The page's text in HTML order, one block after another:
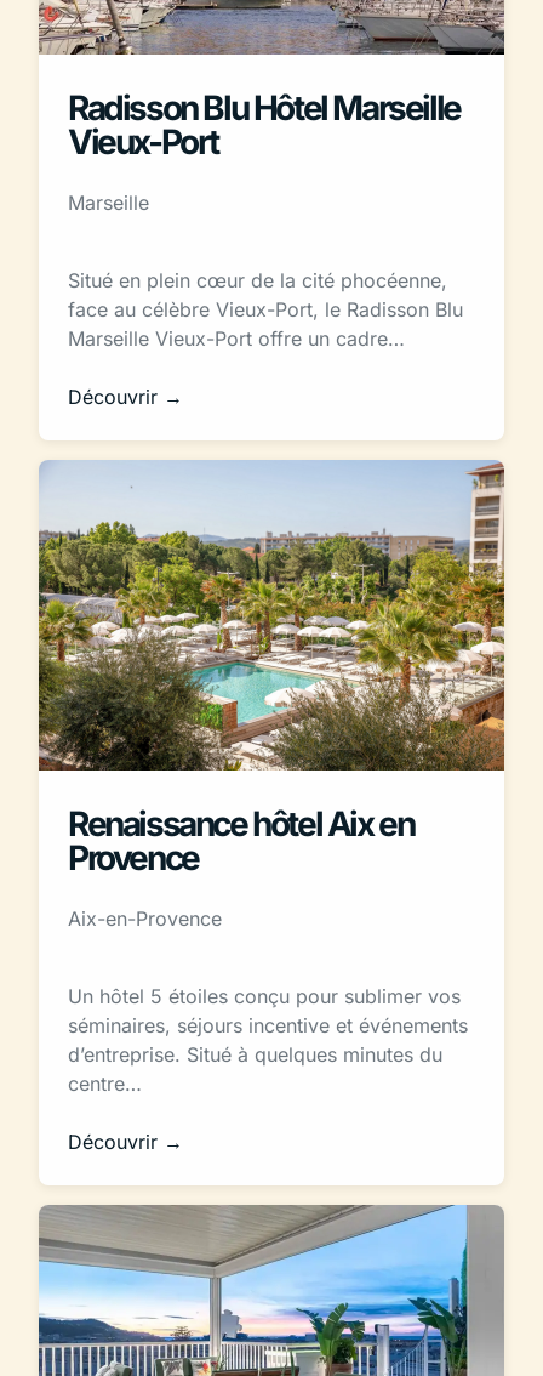
Radisson Blu Hôtel Marseille
Vieux-Port
Marseille
Situé en plein cœur de la cité phocéenne,
face au célèbre Vieux-Port, le Radisson Blu
Marseille Vieux-Port offre un cadre…
Découvrir →
Renaissance hôtel Aix en
Provence
Aix-en-Provence
Un hôtel 5 étoiles conçu pour sublimer vos
séminaires, séjours incentive et événements
d’entreprise. Situé à quelques minutes du
centre…
Découvrir →